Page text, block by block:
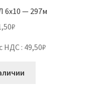
6х10 — 297м
₽
НДС : 49,50₽